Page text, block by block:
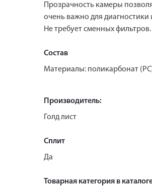
Прозрачность камеры
очень важно для
Не требует сменных фильтров.
Состав
Материалы: поликарбонат
Производитель:
Голд лист
Сплит
Да
Товарная категория в